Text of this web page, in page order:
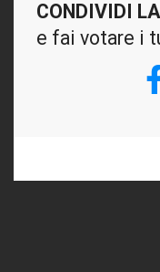
CONDIVIDI
e fai votare i